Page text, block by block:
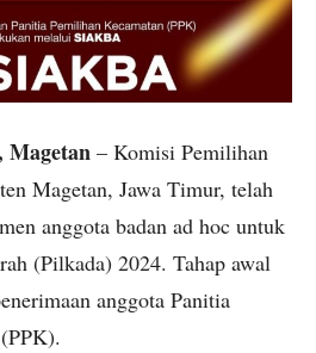
– Komisi Pemilihan
Magetan, Jawa Timur, telah
anggota badan ad hoc untuk
(Pilkada) 2024. Tahap awal
anggota Panitia